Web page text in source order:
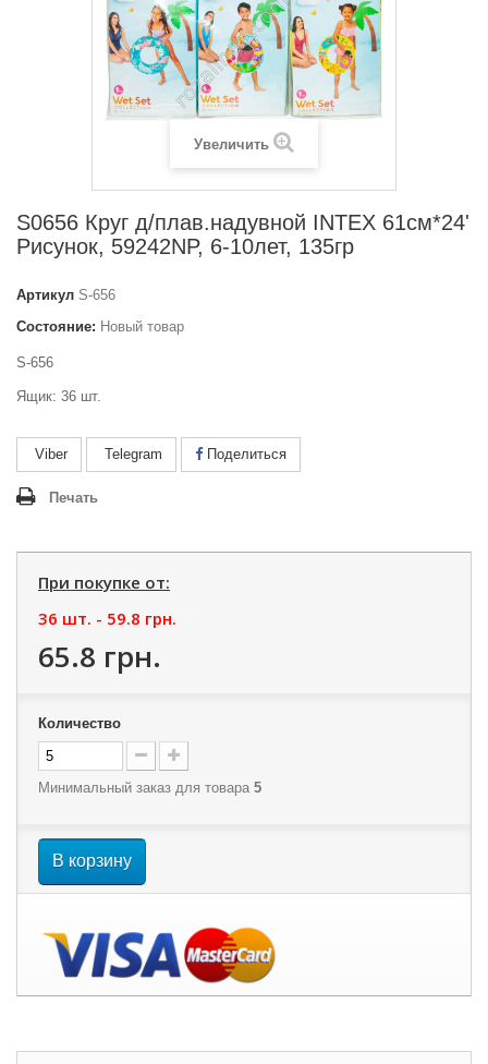
Увеличить
S0656 Круг д/плав.надувной INTEX 61см*24'
Рисунок, 59242NP, 6-10лет, 135гр
Артикул S-656
Состояние: Новый товар
S-656
Ящик: 36 шт.
Viber Telegram Поделиться
Печать
При покупке от:
36 шт. - 59.8 грн.
65.8 грн.
Количество
Минимальный заказ для товара 5
В корзину